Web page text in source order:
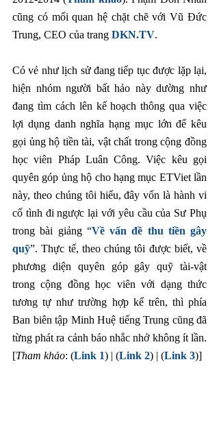
cũng có mối quan hệ chặt chẽ với Vũ Đức
Trung, CEO của trang DKN.TV.
Có vẻ như lịch sử đang tiếp tục được lặp lại,
hiện nhóm người bất hảo này dường như
đang tìm cách lên kế hoạch thông qua việc
lợi dụng danh nghĩa hạng mục lớn để kêu
gọi ủng hộ tiền tài, vật chất trong cộng đồng
học viên Pháp Luân Công. Việc kêu gọi
quyên góp ủng hộ cho hạng mục ETViet lần
này, theo chúng tôi hiểu, đây vốn là hành vi
cố tình đi ngược lại với yêu cầu của Sư Phụ
trong bài giảng “Về vấn đề thu tiền gây
quỹ”. Thực tế, theo chúng tôi được biết, về
phương diện quyên góp gây quỹ tài-vật
trong cộng đồng học viên với dạng thức
tương tự như trường hợp kể trên, thì phía
Ban biên tập Minh Huệ tiếng Trung cũng đã
từng phát ra cảnh báo nhắc nhở không ít lần.
[Tham khảo: (Link 1) | (Link 2) | (Link 3)]